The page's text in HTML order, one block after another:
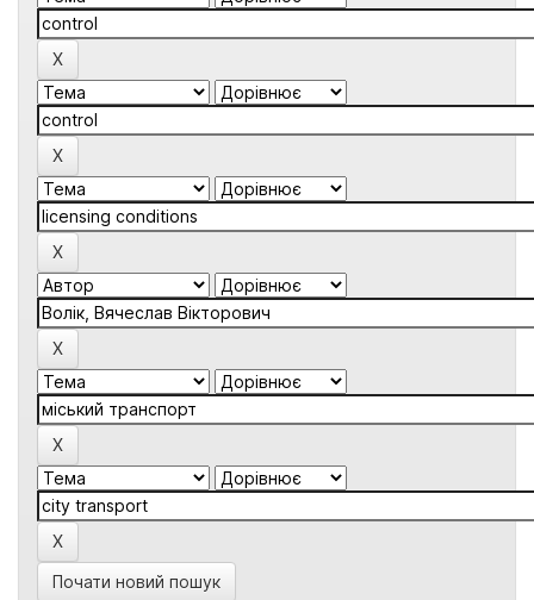
Почати новий пошук